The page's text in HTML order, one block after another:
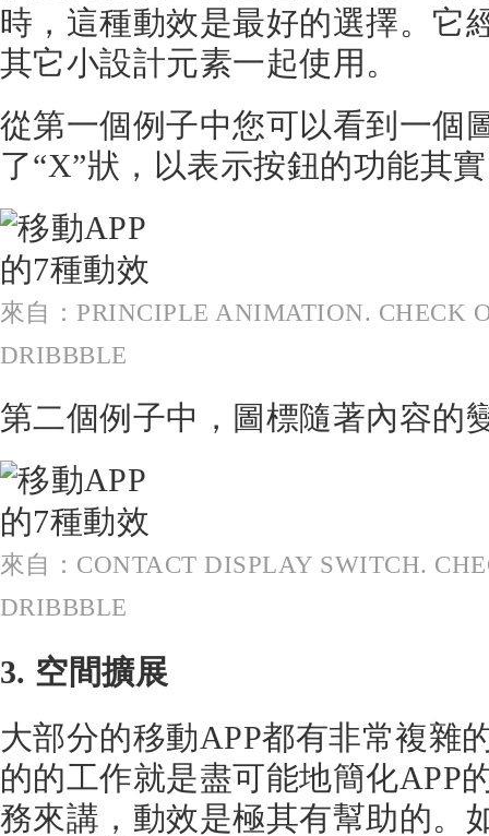
時，這種動效是最好的選擇。它
其它小設計元素一起使用。
從第一個例子中您可以看到一個
了“X”狀，以表示按鈕的功能其
來自：PRINCIPLE ANIMATION. CHECK
DRIBBBLE
第二個例子中，圖標隨著內容的
來自：CONTACT DISPLAY SWITCH.
DRIBBBLE
3. 空間擴展
大部分的移動APP都有非常複雜
的的工作就是盡可能地簡化APP
務來講，動效是極其有幫助的。